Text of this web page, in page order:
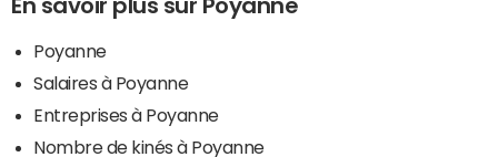
En savoir plus sur Poyanne
Poyanne
Salaires à Poyanne
Entreprises à Poyanne
Nombre de kinés à Poyanne